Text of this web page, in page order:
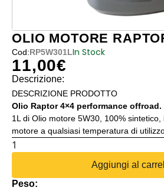
OLIO MOTORE
Cod:RP5W301LIn Stock
11,00€
Descrizione:
DESCRIZIONE PRODOTTO
Olio Raptor 4×4 performance offroad.
1L di Olio motore 5W30, 100%
motore a qualsiasi temperatura di
OLIO
4X4
Aggiungi al
Peso: